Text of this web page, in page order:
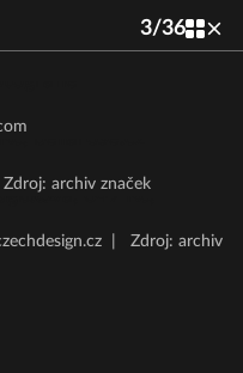
3/36
Zdroj: archiv značek
Zdroj: archiv